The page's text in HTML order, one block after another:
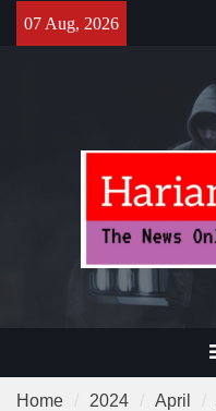
07 Aug, 2026
Home 2024 April